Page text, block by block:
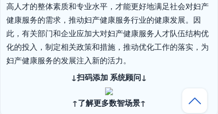
高人才的整体素质和专业水平，才能更好地满足社会对妇产
健康服务的需求，推动妇产健康服务行业的健康发展。因
此，有关部门和企业应加大对妇产健康服务人才队伍结构优
化的投入，制定相关政策和措施，推动优化工作的落实，为
妇产健康服务的发展注入新的活力。
↓扫码添加 系统顾问↓
↑了解更多数智场景↑